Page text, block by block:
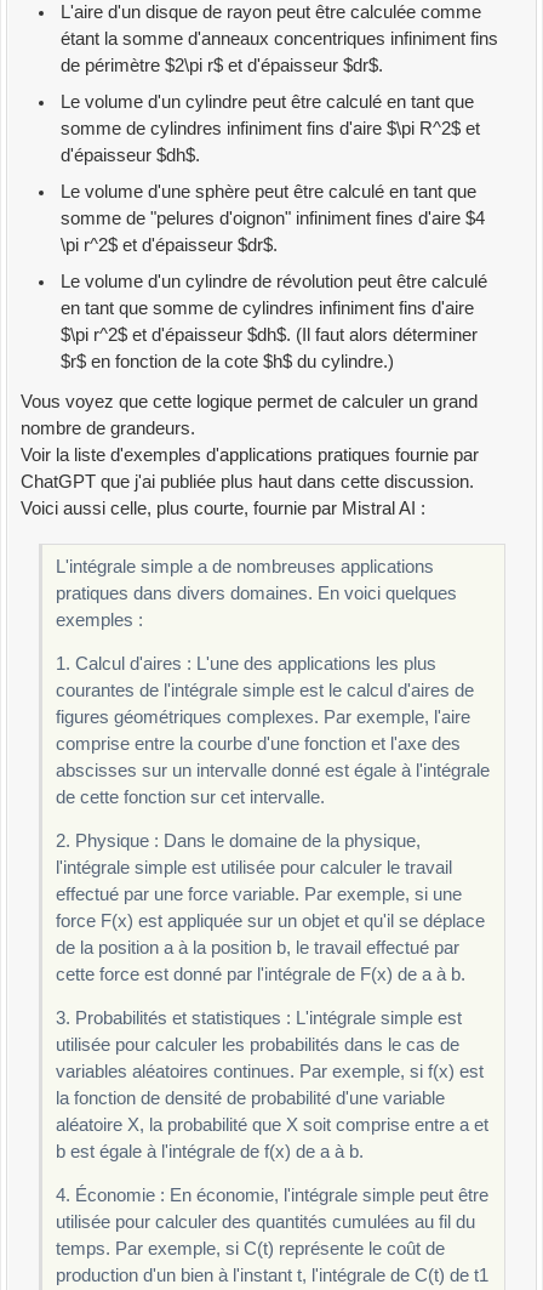
L'aire d'un disque de rayon peut être calculée comme
étant la somme d'anneaux concentriques infiniment fins
de périmètre $2\pi r$ et d'épaisseur $dr$.
Le volume d'un cylindre peut être calculé en tant que
somme de cylindres infiniment fins d'aire $\pi R^2$ et
d'épaisseur $dh$.
Le volume d'une sphère peut être calculé en tant que
somme de "pelures d'oignon" infiniment fines d'aire $4
\pi r^2$ et d'épaisseur $dr$.
Le volume d'un cylindre de révolution peut être calculé
en tant que somme de cylindres infiniment fins d'aire
$\pi r^2$ et d'épaisseur $dh$. (Il faut alors déterminer
$r$ en fonction de la cote $h$ du cylindre.)
Vous voyez que cette logique permet de calculer un grand
nombre de grandeurs.
Voir la liste d'exemples d'applications pratiques fournie par
ChatGPT que j'ai publiée plus haut dans cette discussion.
Voici aussi celle, plus courte, fournie par Mistral AI :
L'intégrale simple a de nombreuses applications
pratiques dans divers domaines. En voici quelques
exemples :
1. Calcul d'aires : L'une des applications les plus
courantes de l'intégrale simple est le calcul d'aires de
figures géométriques complexes. Par exemple, l'aire
comprise entre la courbe d'une fonction et l'axe des
abscisses sur un intervalle donné est égale à l'intégrale
de cette fonction sur cet intervalle.
2. Physique : Dans le domaine de la physique,
l'intégrale simple est utilisée pour calculer le travail
effectué par une force variable. Par exemple, si une
force F(x) est appliquée sur un objet et qu'il se déplace
de la position a à la position b, le travail effectué par
cette force est donné par l'intégrale de F(x) de a à b.
3. Probabilités et statistiques : L'intégrale simple est
utilisée pour calculer les probabilités dans le cas de
variables aléatoires continues. Par exemple, si f(x) est
la fonction de densité de probabilité d'une variable
aléatoire X, la probabilité que X soit comprise entre a et
b est égale à l'intégrale de f(x) de a à b.
4. Économie : En économie, l'intégrale simple peut être
utilisée pour calculer des quantités cumulées au fil du
temps. Par exemple, si C(t) représente le coût de
production d'un bien à l'instant t, l'intégrale de C(t) de t1